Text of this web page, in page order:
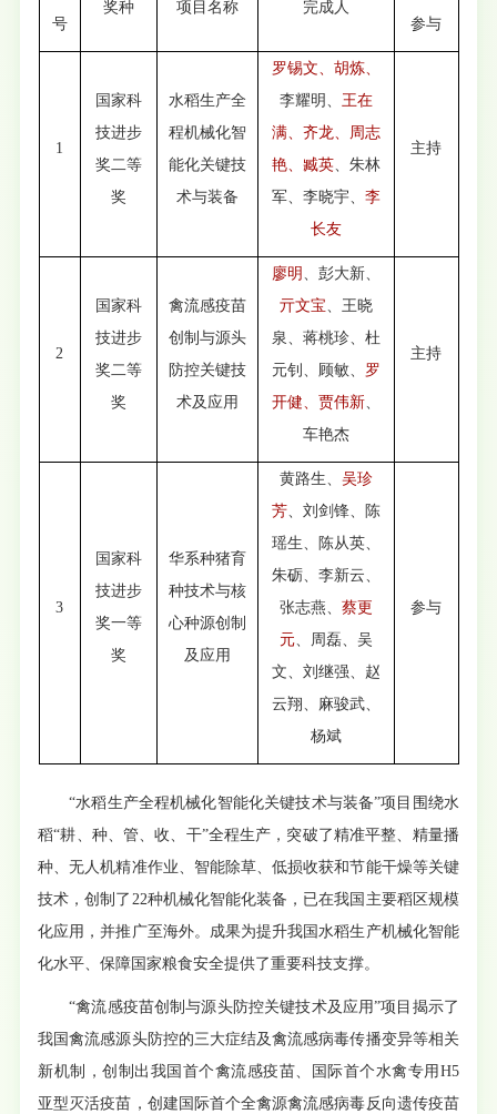
号
奖种 项目名称 完成人
参与
1
国家科
技进步
奖二等
奖
水稻生产全
程机械化智
能化关键技
术与装备
罗锡文、胡炼、
李耀明、 王在
满、 齐龙
周志
艳、臧英、朱林
军、李晓宇、 李
长友
主持
2
国家科
技进步
奖二等
奖
禽流感疫苗
创制与源头
防控关键技
术及应用
廖明 、彭大新、
亓文宝 、王晓
泉、蒋桃珍、杜
元钊、顾敏、 罗
开健、贾伟新、
车艳杰
主持
3
国家科
技进步
奖一等
奖
华系种猪育
种技术与核
心种源创制
及应用
黄路生、 吴珍
芳、刘剑锋、陈
瑶生、陈从英、
朱砺、李新云、
张志燕、 蔡更
元、周磊、吴
文、刘继强、赵
云翔、麻骏武、
杨斌
参与
“水稻生产全程机械化智能化关键技术与装备”项目围绕水
稻“耕、种、管、收、干”全程生产，突破了精准平整、精量播
种、无人机精准作业、智能除草、低损收获和节能干燥等关键
技术，创制了22种机械化智能化装备，已在我国主要稻区规模
化应用，并推广至海外。成果为提升我国水稻生产机械化智能
化水平、保障国家粮食安全提供了重要科技支撑。
“禽流感疫苗创制与源头防控关键技术及应用”项目揭示了
我国禽流感源头防控的三大症结及禽流感病毒传播变异等相关
新机制，创制出我国首个禽流感疫苗、国际首个水禽专用H5
亚型灭活疫苗，创建国际首个全禽源禽流感病毒反向遗传疫苗